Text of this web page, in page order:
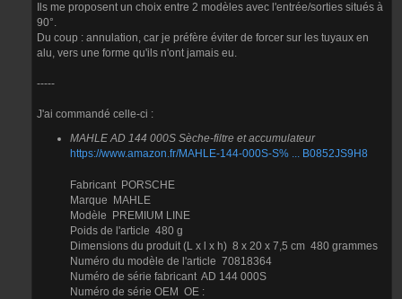
Ils me proposent un choix entre 2 modèles avec l'entrée/sorties situés à
90°.
Du coup : annulation, car je préfère éviter de forcer sur les tuyaux en
alu, vers une forme qu'ils n'ont jamais eu.
-----
J'ai commandé celle-ci :
MAHLE AD 144 000S Sèche-filtre et accumulateur
https://www.amazon.fr/MAHLE-144-000S-S% ... B0852JS9H8
Fabricant ‎ PORSCHE
Marque
‎ ‎MAHLE
Modèle
‎ ‎PREMIUM LINE
Poids de l'article ‎ ‎480 g
Dimensions du produit (L x l x h) ‎ ‎8 x 20 x 7,5 cm ‎ 480 grammes
Numéro du modèle de l'article ‎ ‎70818364
Numéro de série fabricant ‎ ‎AD 144 000S
Numéro de série OEM ‎ ‎OE :